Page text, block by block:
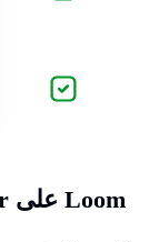
لماذا تختار الفرق Transkriptor على Loom